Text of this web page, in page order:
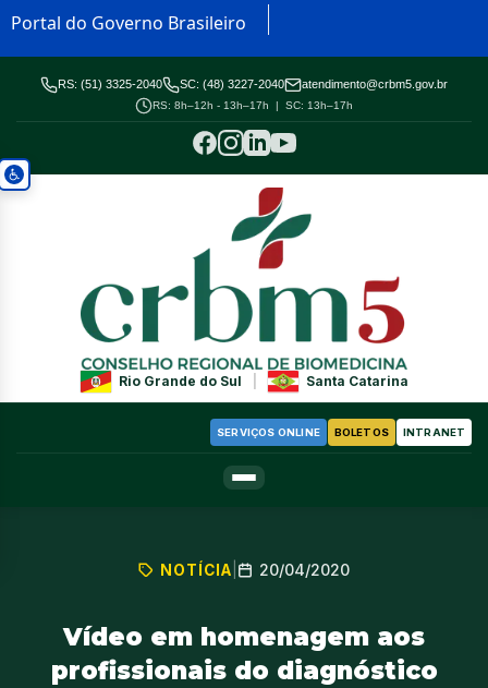
Portal do Governo Brasileiro
RS: (51) 3325-2040 SC: (48) 3227-2040 atendimento@crbm5.gov.br
RS: 8h–12h - 13h–17h | SC: 13h–17h
Rio Grande do Sul Santa Catarina
SERVIÇOS ONLINE BOLETOS INTRANET
NOTÍCIA 20/04/2020
Vídeo em homenagem aos
profissionais do diagnóstico